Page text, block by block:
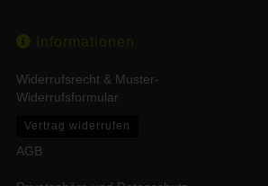
Informationen
Widerrufsrecht & Muster-
Widerrufsformular
Vertrag widerrufen
AGB